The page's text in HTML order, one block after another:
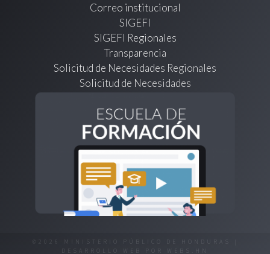
Correo institucional
SIGEFI
SIGEFI Regionales
Transparencia
Solicitud de Necesidades Regionales
Solicitud de Necesidades
©2026 MINISTERIO PÚBLICO DE HONDURAS |
DESARROLLO WEB POR
WEBS.HN